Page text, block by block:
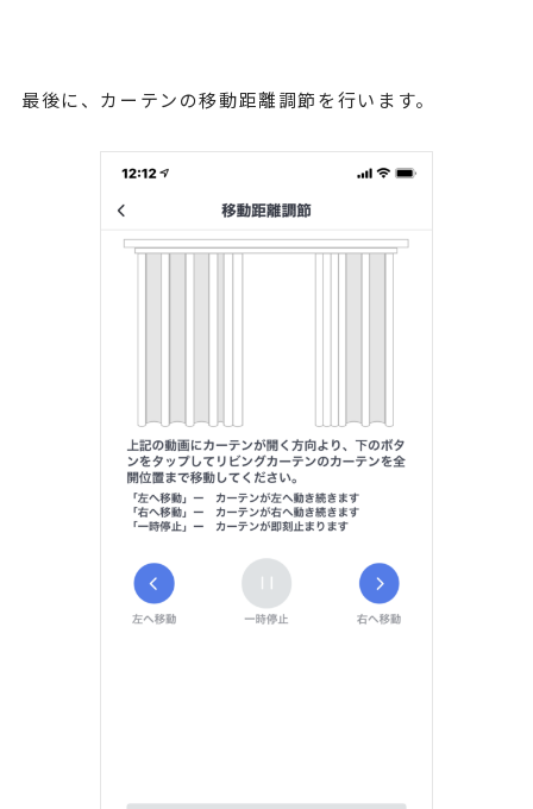
最後に、カーテンの移動距離調節を行います。